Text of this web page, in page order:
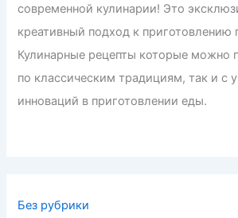
современной кулинарии! Это
креативный подход к приготовлению
Кулинарные рецепты которые можно
по классическим традициям, так и с
инноваций в приготовлении еды.
Без рубрики